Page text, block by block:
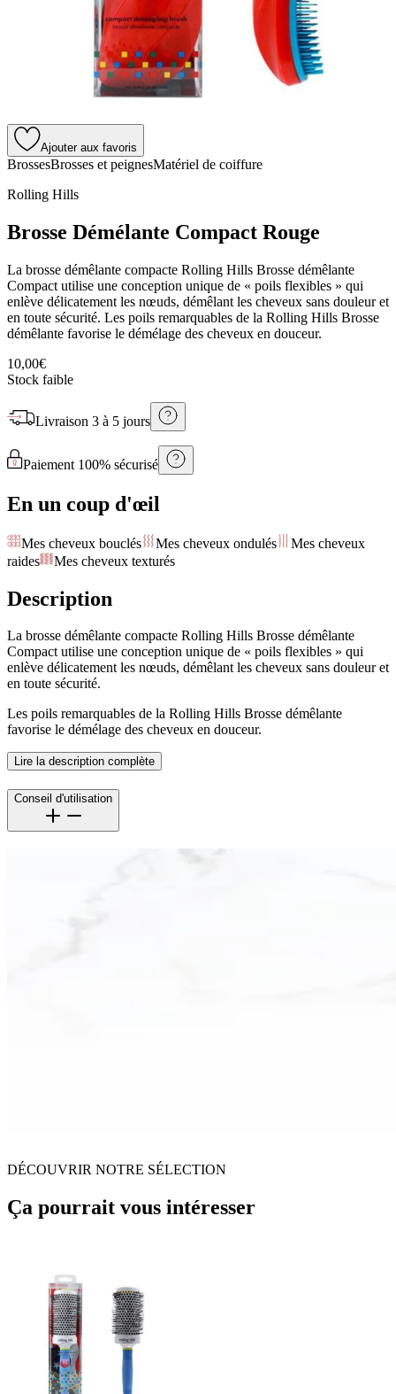
Ajouter aux favoris
BrossesBrosses et peignesMatériel de coiffure
Rolling Hills
Brosse Démélante Compact Rouge
La brosse démêlante compacte Rolling Hills Brosse démêlante
Compact utilise une conception unique de « poils flexibles » qui
enlève délicatement les nœuds, démêlant les cheveux sans douleur et
en toute sécurité. Les poils remarquables de la Rolling Hills Brosse
démêlante favorise le démélage des cheveux en douceur.
10,00€
Stock faible
Livraison 3 à 5 jours
Paiement 100% sécurisé
En un coup d'œil
Mes cheveux bouclés Mes cheveux ondulés
Mes cheveux
raides
Mes cheveux texturés
Description
La brosse démêlante compacte Rolling Hills Brosse démêlante
Compact utilise une conception unique de « poils flexibles » qui
enlève délicatement les nœuds, démêlant les cheveux sans douleur et
en toute sécurité.
Les poils remarquables de la Rolling Hills Brosse démêlante
favorise le démélage des cheveux en douceur.
Lire la description complète
Conseil d'utilisation
DÉCOUVRIR NOTRE SÉLECTION
Ça pourrait vous intéresser